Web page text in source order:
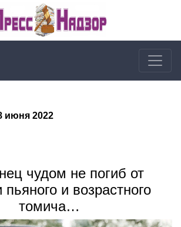
июня 2022
чудом не погиб от
и возрастного
томича…